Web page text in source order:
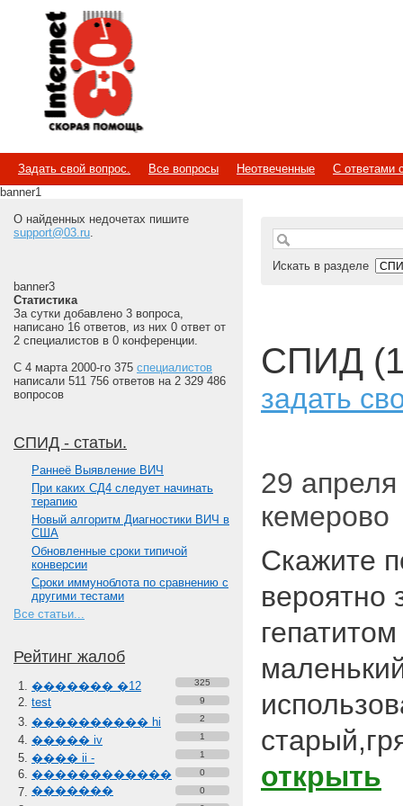
Internet
Скорая помощь
Задать свой вопрос. Все вопросы Неотвеченные
С ответами
banner1
О найденных недочетах пишите
support@03.ru.
banner3
Статистика
За сутки добавлено 3 вопроса,
написано 16 ответов, из них 0 ответ от
2 специалистов в 0 конференции.
С 4 марта 2000-го 375 специалистов
написали 511 756 ответов на 2 329 486
вопросов
СПИД - статьи.
Paннеё Выявление ВИЧ
При каких СД4 следует начинать
терапию
Новый алгоритм Диагностики ВИЧ в
США
Обновленные сроки типичой
конверсии
Сроки иммуноблота по сравнению с
другими тестами
Все статьи...
Рейтинг жалоб
������� �12 325
test 9
���������� hi 2
����� iv 1
���� ii -
������������
�������
1
0
0
Искать в разделе
СПИД
задать
29
кемерово
Скажите
вероятно
открыть